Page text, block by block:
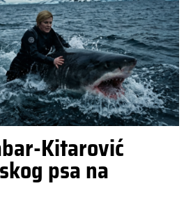
Kitarović
psa na